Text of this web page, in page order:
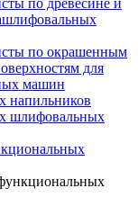
по древесине и
по окрашенным
для
машин
напильников
шлифовальных